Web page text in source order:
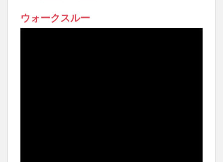
ウォークスルー